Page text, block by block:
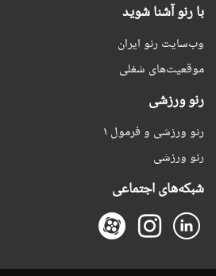
با رنو آشنا شوید
وب‌سایت رنو ایران
موقعیت‌های شغلی
رنو ورزشی
رنو ورزشی و فرمول ۱
رنو ورزشی
شبکه‌های اجتماعی